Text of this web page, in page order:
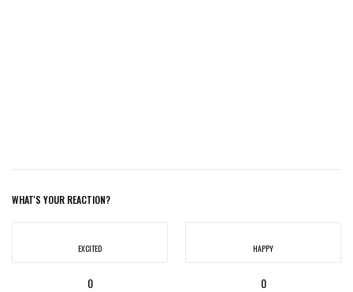
WHAT'S YOUR REACTION?
EXCITED
0
HAPPY
0